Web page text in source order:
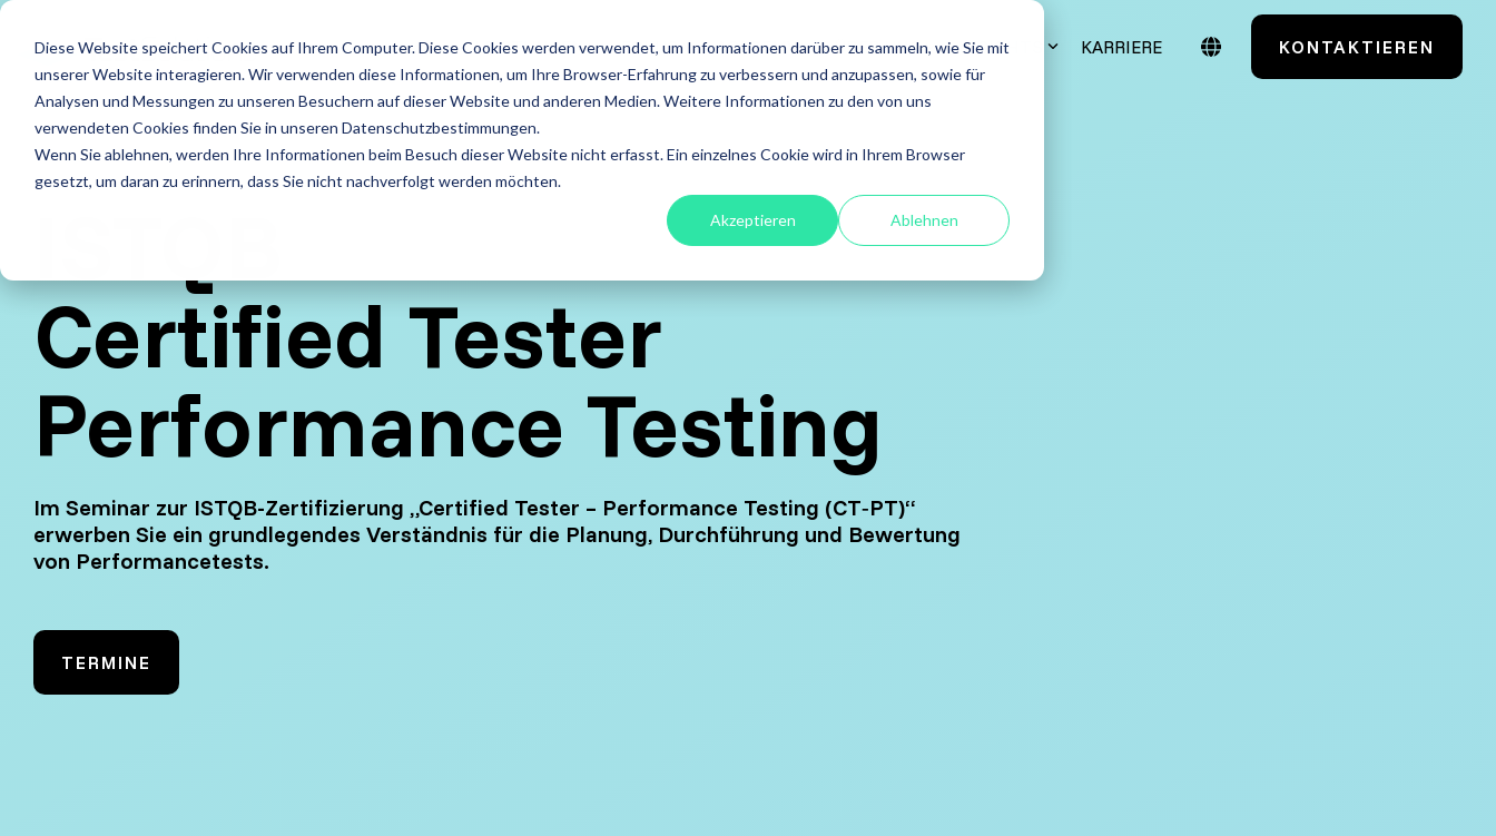
Diese Website speichert Cookies auf Ihrem Computer. Diese Cookies werden verwendet, um Informationen darüber zu sammeln, wie Sie mit
unserer Website interagieren. Wir verwenden diese Informationen, um Ihre Browser-Erfahrung zu verbessern und anzupassen, sowie für
Analysen und Messungen zu unseren Besuchern auf dieser Website und anderen Medien. Weitere Informationen zu den von uns
verwendeten Cookies finden Sie in unseren Datenschutzbestimmungen.
Wenn Sie ablehnen, werden Ihre Informationen beim Besuch dieser Website nicht erfasst. Ein einzelnes Cookie wird in Ihrem Browser
gesetzt, um daran zu erinnern, dass Sie nicht nachverfolgt werden möchten.
Akzeptieren Ablehnen
Skip
main
content.
LEISTUNGEN
Leistungen
Alle anzeigen
Agiles Testen
API Testing
Last- und Performance
Nutzerabnahmetest / UAT
Offshore Test Center
Leistungen
Penetration Testing
Standardsoftware
Test Factory Services
Testautomatisierung
Testberatung
Testmanagement
Leistungen
FOKUS ACADEMY
ISTQB Certified Tester
AI Testing
Testing with GenAI
Test Management
Test Analyst
Test Automation Engineering
Agile Tester
Acceptance Testing
IREB Certified Professional
for Requirements
Engineering
RE@Agile Primer
Qualification
AI Foundation
Software Development
für Jira
Xray Essentials
ÜBER UNS INSIGHTS KARRIERE KONTAKTIEREN
Certified Tester
Performance Testing
Im Seminar zur ISTQB-Zertifizierung „Certified Tester – Performance Testing (CT‑PT)“
erwerben Sie ein grundlegendes Verständnis für die Planung, Durchführung und Bewertung
von Performancetests.
TERMINE